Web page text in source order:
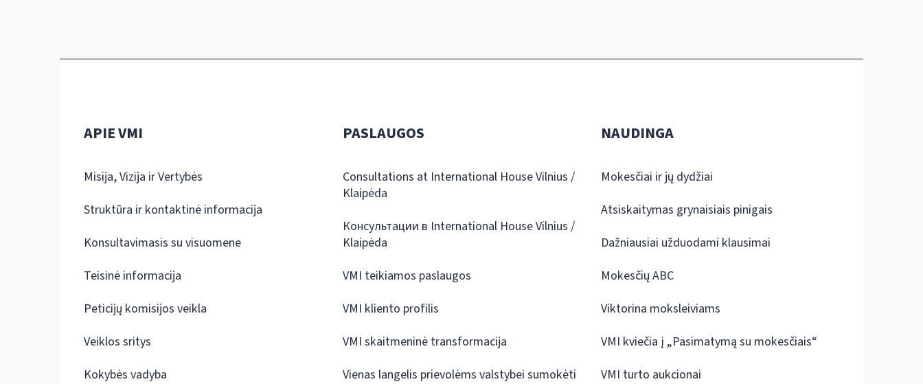
APIE VMI
Misija, Vizija ir Vertybės
Struktūra ir kontaktinė informacija
Konsultavimasis su visuomene
Teisinė informacija
Peticijų komisijos veikla
Veiklos sritys
Kokybės vadyba
PASLAUGOS
Consultations at International House Vilnius /
Klaipėda
Консультации в International House Vilnius /
Klaipėda
VMI teikiamos paslaugos
VMI kliento profilis
VMI skaitmeninė transformacija
Vienas langelis prievolėms valstybei sumokėti
NAUDINGA
Mokesčiai ir jų dydžiai
Atsiskaitymas grynaisiais pinigais
Dažniausiai užduodami klausimai
Mokesčių ABC
Viktorina moksleiviams
VMI kviečia į „Pasimatymą su mokesčiais“
VMI turto aukcionai